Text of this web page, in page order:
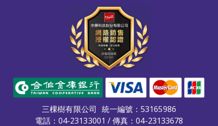
三棵樹有限公司 統一編號：53165986
電話： 04-23133001 / 傳真：04-23133678